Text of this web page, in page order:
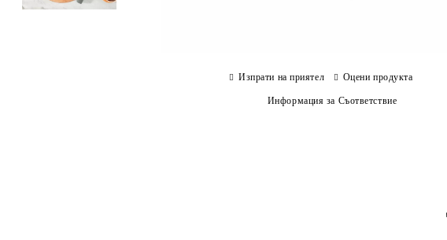
Изпрати на приятел Оцени продукта
Информация за Съответствие